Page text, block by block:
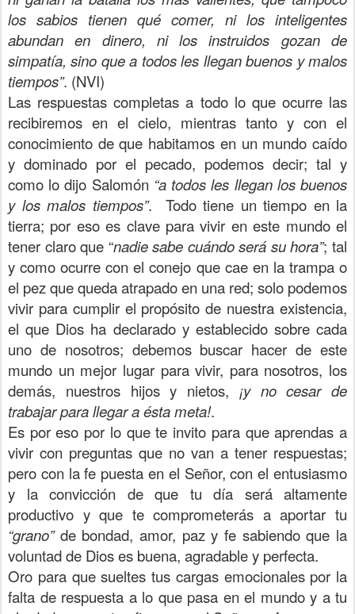
los sabios tienen qué comer, ni los inteligentes
abundan en dinero, ni los instruidos gozan de
simpatía, sino que a todos les llegan buenos y malos
tiempos”. (NVI)
Las respuestas completas a todo lo que ocurre las
recibiremos en el cielo, mientras tanto y con el
conocimiento de que habitamos en un mundo caído
y dominado por el pecado, podemos decir; tal y
como lo dijo Salomón “a todos les llegan los buenos
y los malos tiempos”. Todo tiene un tiempo en la
tierra; por eso es clave para vivir en este mundo el
tener claro que “nadie sabe cuándo será su hora”; tal
y como ocurre con el conejo que cae en la trampa o
el pez que queda atrapado en una red; solo podemos
vivir para cumplir el propósito de nuestra existencia,
el que Dios ha declarado y establecido sobre cada
uno de nosotros; debemos buscar hacer de este
mundo un mejor lugar para vivir, para nosotros, los
demás, nuestros hijos y nietos, ¡y no cesar de
trabajar para llegar a ésta meta!.
Es por eso por lo que te invito para que aprendas a
vivir con preguntas que no van a tener respuestas;
pero con la fe puesta en el Señor, con el entusiasmo
y la convicción de que tu día será altamente
productivo y que te comprometerás a aportar tu
“grano” de bondad, amor, paz y fe sabiendo que la
voluntad de Dios es buena, agradable y perfecta.
Oro para que sueltes tus cargas emocionales por la
falta de respuesta a lo que pasa en el mundo y a tu